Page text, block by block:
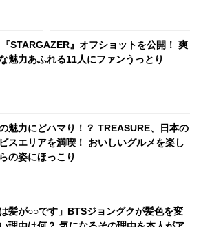
STARGAZER』オフショットを公開！ 爽
魅力あふれる11人にファンうっとり
魅力にどハマり！？ TREASURE、日本の
スエリアを満喫！ おいしいグルメを楽し
の姿にほっこり
は髪が○○です」BTSジョングクが髪色を変